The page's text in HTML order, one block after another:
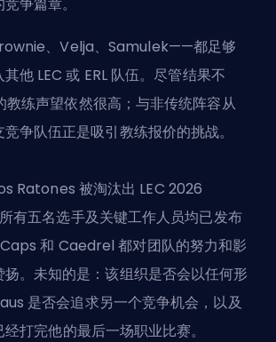
、Velja、Samulek——都足够
他 LEC 或 ERL 队伍。尽管结果不
练声望依然很高；与非传统阵容从
争队伍正是吸引教练报价的挑战。
Ratones 被淘汰出 LEC 2026
有五名选手及关键工作人员均已发布
和 Caedrel 都对团队的努力和影
。未知的是：该组织是否会以任何形
是否会追求另一个竞争机会，以及
打完他的最后一场职业比赛。